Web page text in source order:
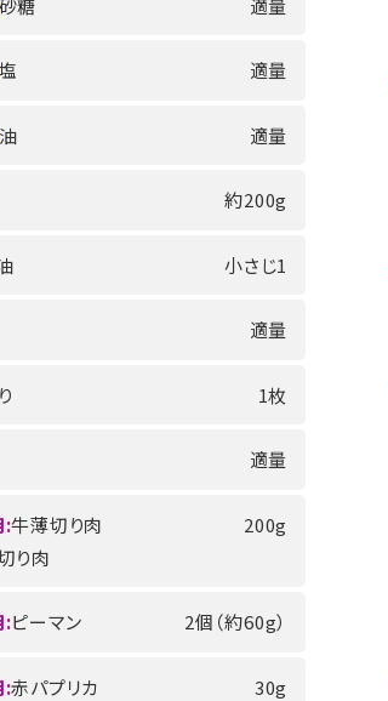
砂糖 適量
塩 適量
油 適量
約200g
小さじ1
適量
1枚
適量
:牛薄切り肉
り肉
200g
:ピーマン 2個（約60g）
:赤パプリカ 30g